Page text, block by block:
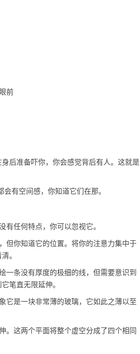
前
后准备吓你，你会感觉背后有人。这就是
有空间感，你知道它们在那。
有任何特点，你可以忽视它。
但你知道它的位置。将你的注意力集中于
。
一条没有厚度的极细的线，但需要意识到
笔直无限延伸。
它是一块非常薄的玻璃，它如此之薄以至
。这两个平面将整个虚空分成了四个相同